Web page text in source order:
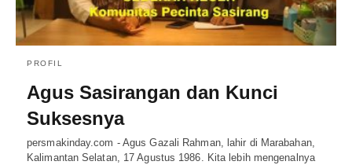
PROFIL
Agus Sasirangan dan Kunci
Suksesnya
persmakinday.com - Agus Gazali Rahman, lahir di Marabahan,
Kalimantan Selatan, 17 Agustus 1986. Kita lebih mengenalnya